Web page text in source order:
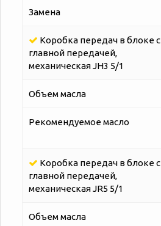
Замена
Коробка передач в блоке с
главной передачей,
механическая JH3 5/1
Объем масла
Рекомендуемое масло
Коробка передач в блоке с
главной передачей,
механическая JR5 5/1
Объем масла